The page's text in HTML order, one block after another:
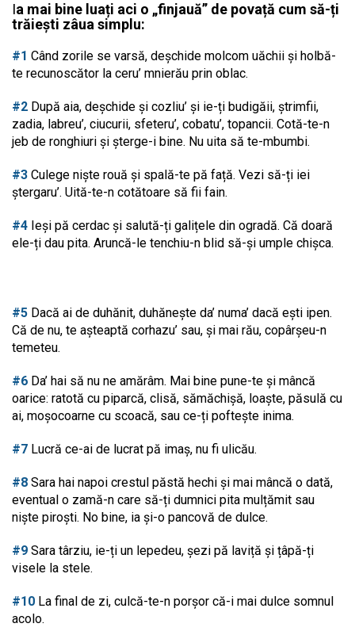
Ia mai bine luați aci o „finjauă” de povață cum să-ți
trăiești zâua simplu:
#1 Când zorile se varsă, deșchide molcom uăchii și holbă-
te recunoscător la ceru’ mnierău prin oblac.
#2 După aia, deșchide și cozliu’ și ie-ți budigăii, ștrimfii,
zadia, labreu’, ciucurii, sfeteru’, cobatu’, topancii. Cotă-te-n
jeb de ronghiuri și șterge-i bine. Nu uita să te-mbumbi.
#3 Culege niște rouă și spală-te pă față. Vezi să-ți iei
ștergaru’. Uită-te-n cotătoare să fii fain.
#4 Ieși pă cerdac și salută-ți galițele din ogradă. Că doară
ele-ți dau pita. Aruncă-le tenchiu-n blid să-și umple chișca.
#5 Dacă ai de duhănit, duhănește da’ numa’ dacă ești ipen.
Că de nu, te așteaptă corhazu’ sau, și mai rău, copârșeu-n
temeteu.
#6 Da’ hai să nu ne amărâm. Mai bine pune-te și mâncă
oarice: ratotă cu piparcă, clisă, sămăchișă, loaște, păsulă cu
ai, moșocoarne cu scoacă, sau ce-ți poftește inima.
#7 Lucră ce-ai de lucrat pă imaș, nu fi ulicău.
#8 Sara hai napoi crestul păstă hechi și mai mâncă o dată,
eventual o zamă-n care să-ți dumnici pita mulțămit sau
niște piroști. No bine, ia și-o pancovă de dulce.
#9 Sara târziu, ie-ți un lepedeu, șezi pă laviță și țâpă-ți
visele la stele.
#10 La final de zi, culcă-te-n porșor că-i mai dulce somnul
acolo.